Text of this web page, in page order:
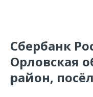
Сбербанк
Орловская
район,